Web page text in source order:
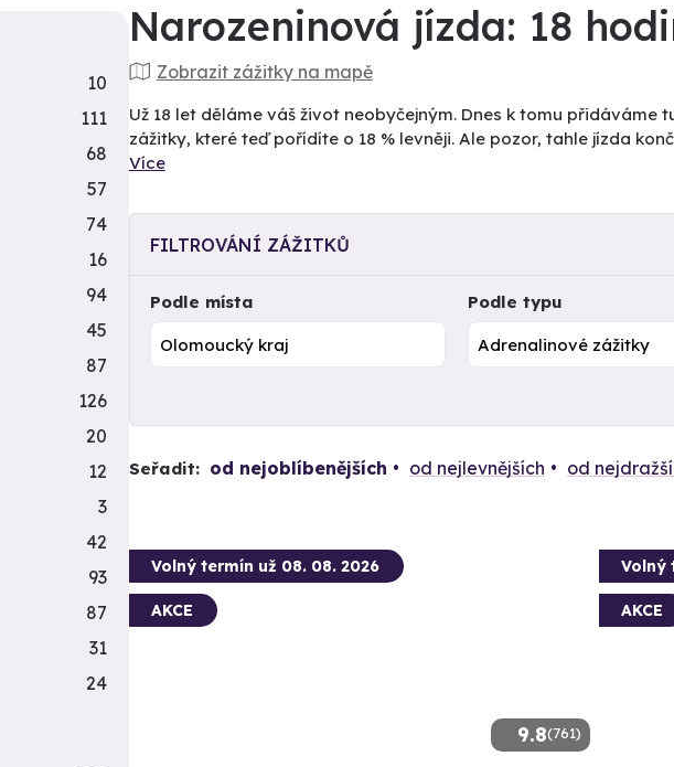
Narozeninová jízda: 18
Zobrazit zážitky na mapě
Už 18 let děláme váš život neobyčejným. Dnes k tomu přidáváme
zážitky, které teď pořídíte o 18 % levněji. Ale pozor, tahle jízda
Více
FILTROVÁNÍ ZÁŽITKŮ
Podle místa Podle typu
Seřadit: od nejoblíbenějších od nejlevnějších od
9.8(761)
Volný termín už 08. 08. 2026
AKCE
Volný
AKCE
10
111
68
57
74
16
94
45
87
126
20
12
3
42
93
87
31
24